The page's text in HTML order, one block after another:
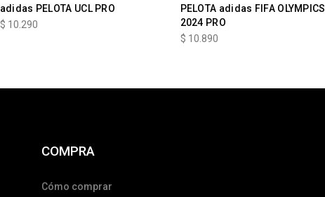
adidas PELOTA UCL PRO
$ 10.290
PELOTA adidas FIFA OLYMPICS
2024 PRO
$ 10.890
COMPRA
Cómo comprar